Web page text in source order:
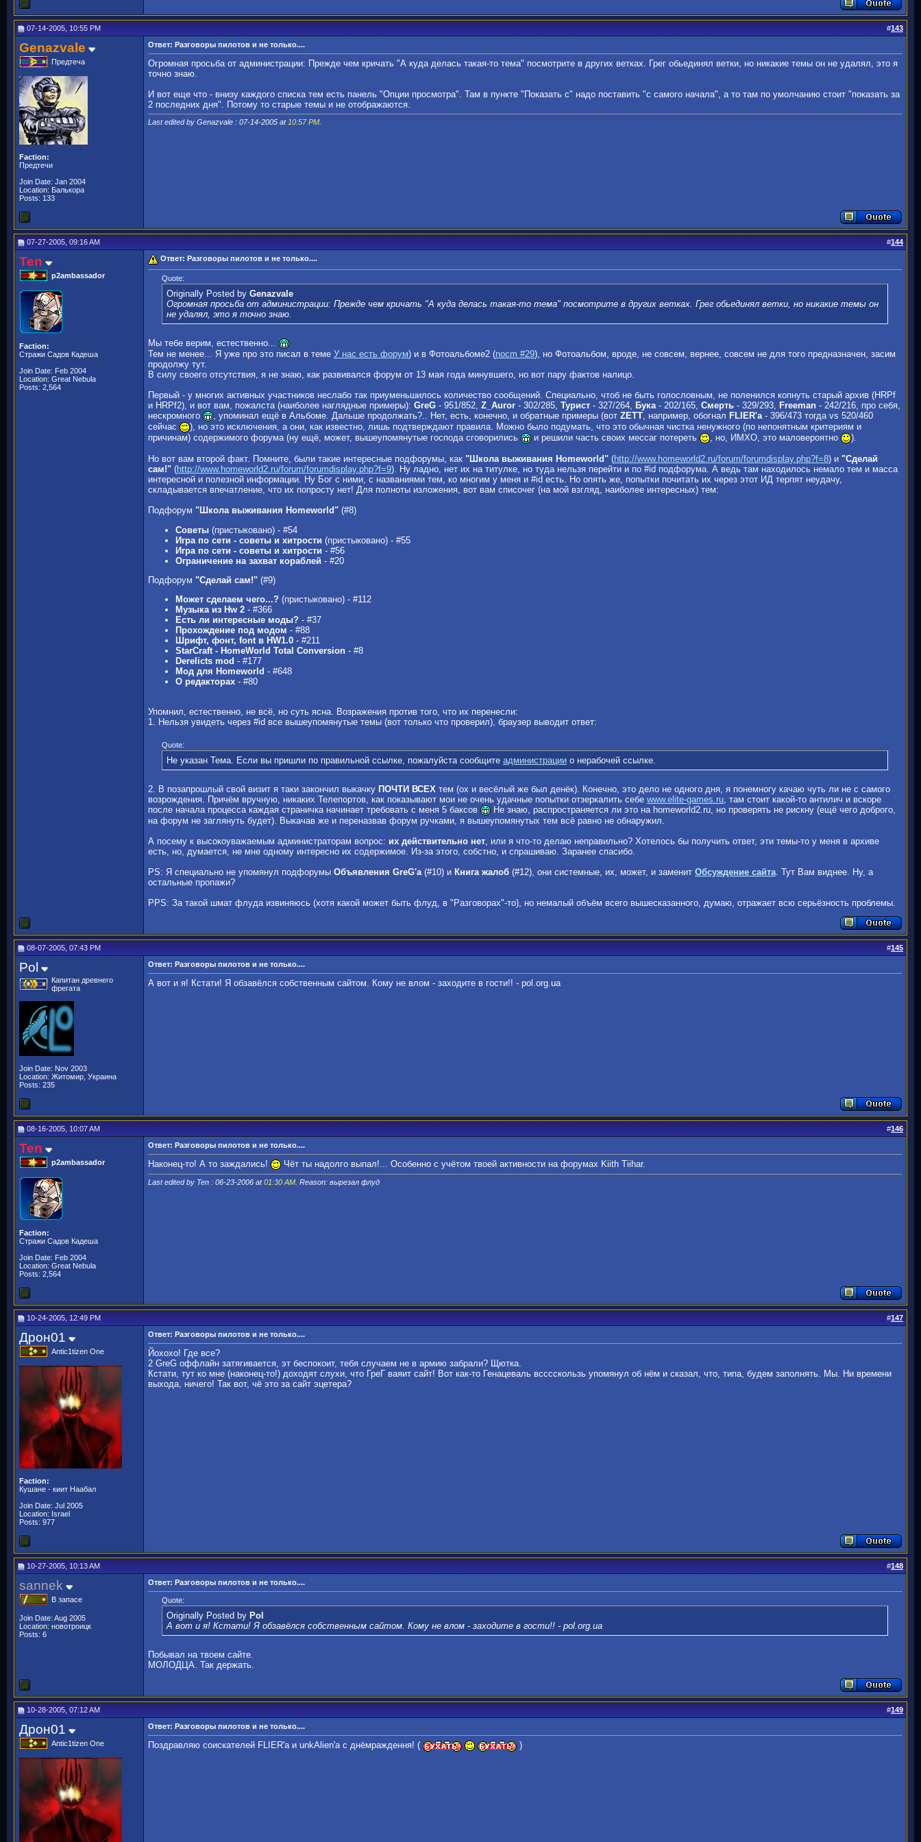
07-14-2005, 10:55 PM #143
Genazvale
Предтеча
Faction:
Предтечи
Join Date: Jan 2004
Location: Балькора
Posts: 133
Ответ: Разговоры пилотов и не только....
Огромная просьба от администрации: Прежде чем кричать "А куда делась такая-то тема" посмотрите в других ветках. Грег обьединял ветки, но никакие темы он не удалял, это я
точно знаю.
И вот еще что - внизу каждого списка тем есть панель "Опции просмотра". Там в пункте "Показать с" надо поставить "с самого начала", а то там по умолчанию стоит "показать за
2 последних дня". Потому то старые темы и не отображаются.
Last edited by Genazvale : 07-14-2005 at 10:57 PM
07-27-2005, 09:16 AM #144
Ten
p2ambassador
Faction:
Стражи Садов Кадеша
Join Date: Feb 2004
Location: Great Nebula
Posts: 2,564
Ответ: Разговоры пилотов и не только....
Quote:
Originally Posted by Genazvale
Огромная просьба от администрации: Прежде чем кричать "А куда делась такая-то тема" посмотрите в других ветках. Грег обьединял ветки, но никакие темы он
не удалял, это я точно знаю.
Мы тебе верим, естественно...
Тем не менее... Я уже про это писал в теме У нас есть форум) и в Фотоальбоме2 (nocm #29), но Фотоальбом, вроде, не совсем, вернее, совсем не для того предназначен, засим
продолжу тут.
В силу своего отсутствия, я не знаю, как развивался форум от 13 мая года минувшего, но вот пару фактов налицо.
Первый - у многих активных участников неслабо так приуменьшилось количество сообщений. Специально, чтоб не быть голословным, не поленился копнуть старый архив (HRPf
и HRPf2), и вот вам, пожалста (наиболее наглядные примеры): GreG - 951/852, Z_Auror - 302/285, Турист - 327/264, Бука- 202/165, Смерть - 329/293, Freeman - 242/216, про себя,
нескромного
, упоминал ещё в Альбоме. Дальше продолжать?.. Нет, есть, конечно, и обратные примеры (вот ZETT, например, обогнал FLIER'a- 396/473 тогда vs 520/460
сейчас
), но это исключения, а они, как известно, лишь подтверждают правила. Можно было подумать, что это обычная чистка ненужного (по непонятным критериям и
причинам) содержимого форума (ну ещё, может, вышеупомянутые господа сговорились
и решили часть своих мессаг потереть , но, ИМХО, это маловероятно ).
Но вот вам второй факт. Помните, были такие интересные подфорумы, как "Школа выживания Homeworld" (http://www.homeworld2.ru/forum/forumdisplay.php?f=8) и "Сделай
сам!" (http://www.homeworld2.ru/forum/forumdisplay.php?f=9). Ну ладно, нет их на титулке, но туда нельзя перейти и по #id подфорума. А ведь там находилось немало тем и масса
интересной и полезной информации. Ну Бог с ними, с названиями тем, ко многим у меня и #id есть. Но опять же, попытки почитать их через этот ИД терпят неудачу,
складывается впечатление, что их попросту нет! Для полноты изложения, вот вам списочег (на мой взгляд, наиболее интересных) тем:
Подфорум "Школа выживания Homeworld" (#8)
Советы (пристыковано) - #54
Игра по сети - советы и хитрости (пристыковано) - #55
Игра по сети - советы и хитрости - #56
Ограничение на захват кораблей - #20
Подфорум "Сделай сам!" (#9)
Может сделаем чего...? (пристыковано) - #112
Музыка из Hw 2 - #366
Есть ли интересные моды? - #37
Прохождение под модом - #88
Шрифт, фонт, font в HW1.0 - #211
StarCraft - HomeWorld Total Conversion - #8
Derelicts mod - #177
Мод для Homeworld - #648
О редакторах - #80
Упомнил, естественно, не всё, но суть ясна. Возражения против того, что их перенесли:
1. Нельзя увидеть через #id все вышеупомянутые темы (вот только что проверил), браузер выводит ответ:
Quote:
Не указан Тема. Если вы пришли по правильной ссылке, пожалуйста сообщите администрации о нерабочей ссылке.
2. В позапрошлый свой визит я таки закончил выкачку ПОЧТИ ВСЕХ тем (ох и весёлый же был денёк). Конечно, это дело не одного дня, я понемногу качаю чуть ли не с самого
возрождения. Причём вручную, никаких Телепортов, как показывают мои не очень удачные попытки отзеркалить себе www.elite-games.ru , там стоит какой-то антилич и вскоре
после начала процесса каждая страничка начинает требовать с меня 5 баксов
Не знаю, распространяется ли это на homeworld2.ru, но проверять не рискну (ещё чего доброго,
на форум не заглянуть будет). Выкачав же и переназвав форум ручками, я вышеупомянутых тем всё равно не обнаружил.
А посему к высокоуважаемым администраторам вопрос: их действительно нет , или я что-то делаю неправильно? Хотелось бы получить ответ, эти темы-то у меня в архиве
есть, но, думается, не мне одному интересно их содержимое. Из-за этого, собстно, и спрашиваю. Заранее спасибо.
PS: Я специально не упомянул подфорумы Объявления GreG'a (#10) и Книга жалоб (#12), они системные, их, может, и заменит Обсуждение сайта . Тут Вам виднее. Ну, а
остальные пропажи?
PPS: За такой шмат флуда извиняюсь (хотя какой может быть флуд, в "Разговорах"-то), но немалый объём всего вышесказанного, думаю, отражает всю серьёзность проблемы.
08-07-2005, 07:43 PM #145
Pol
Капитан древнего
фрегата
Join Date: Nov 2003
Location: Житомир, Украина
Posts: 235
Ответ: Разговоры пилотов и не только....
А вот и я! Кстати! Я обзавёлся собственным сайтом. Кому не влом - заходите в гости!! - pol.org.ua
08-16-2005, 10:07 AM #146
Ten
p2ambassador
Faction:
Стражи Садов Кадеша
Join Date: Feb 2004
Location: Great Nebula
Posts: 2,564
Ответ: Разговоры пилотов и не только....
Наконец-то! А то заждались! Чёт ты надолго выпал!... Особенно с учётом твоей активности на форумах Kiith Tiihar.
Last edited by Ten : 06-23-2006 at01:30 AM . Reason: вырезал флуд
10-24-2005, 12:49 PM #147
Дрон01
Antic1tizen One
Faction:
Кушане - киит Наабал
Join Date: Jul 2005
Location: Israel
Posts: 977
Ответ: Разговоры пилотов и не только....
Йохохо! Где все?
2 GreG оффлайн затягивается, эт беспокоит, тебя случаем не в армию забрали? Щютка.
Кстати, тут ко мне (наконец-то!) доходят слухи, что ГреГ ваяит сайт! Вот как-то Генацеваль всссскользь упомянул об нём и сказал, что, типа, будем заполнять. Мы. Ни времени
выхода, ничего! Так вот, чё это за сайт эцетера?
10-27-2005, 10:13 AM #148
sannek
В запасе
Join Date: Aug 2005
Location: новотроицк
Posts: 6
Ответ: Разговоры пилотов и не только....
Quote:
Originally Posted by Pol
А вот и я! Кстати! Я обзавёлся собственным сайтом. Кому не влом - заходите в гости!! - pol.org.ua
Побывал на твоем сайте.
МОЛОДЦА. Так держать.
10-28-2005, 07:12 AM #149
Дрон01
Antic1tizen One
Ответ: Разговоры пилотов и не только....
Поздравляю соискателей FLIER'a и unkAlien'a с днёмраждення! ( )